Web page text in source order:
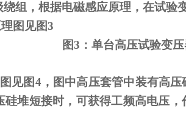
组，根据电磁感应原理，在试验
图见图3
图3 ：单台高压试验变
见图4 ，图中高压套管中装有高
堆短接时，可获得工频高电压